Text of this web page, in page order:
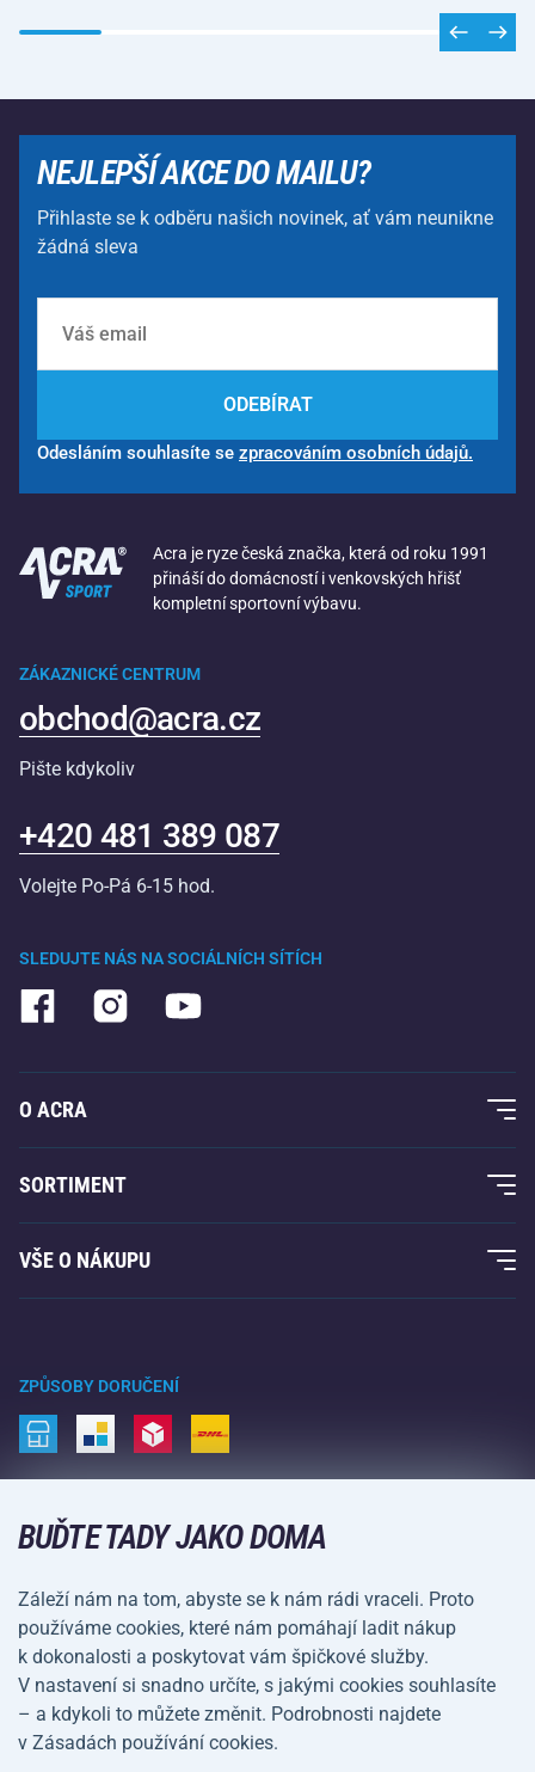
NEJLEPŠÍ AKCE DO MAILU?
Přihlaste se k odběru našich novinek, ať vám neunikne
žádná sleva
ODEBÍRAT
Odesláním souhlasíte se zpracováním osobních údajů.
Acra je ryze česká značka, která od roku 1991
přináší do domácností i venkovských hřišť
kompletní sportovní výbavu.
SLEDUJTE NÁS NA SOCIÁLNÍCH SÍTÍCH
ZÁKAZNICKÉ CENTRUM
obchod@acra.cz
Pište kdykoliv
+420 481 389 087
Volejte Po-Pá 6-15 hod.
O ACRA
O nás
Acra garance
Kontakty
SORTIMENT
Fitness a posilování
Raketové sporty
Volný čas a zábava
Kemping a turistika
Bojové sporty
Kola a koloběžky
Vodní sporty
Sportovní oblečení a doplňky
VŠE O NÁKUPU
Vrácení a reklamace
Doprava a platba
ZPŮSOBY DORUČENÍ
Obchodní podmínky Ochrana osobních údajů
BUĎTE TADY JAKO DOMA
Záleží nám na tom, abyste se k nám rádi vraceli. Proto
používáme cookies, které nám pomáhají ladit nákup
k dokonalosti a poskytovat vám špičkové služby.
V nastavení si snadno určíte, s jakými cookies souhlasíte
– a kdykoli to můžete změnit. Podrobnosti najdete
v Zásadách používání cookies.